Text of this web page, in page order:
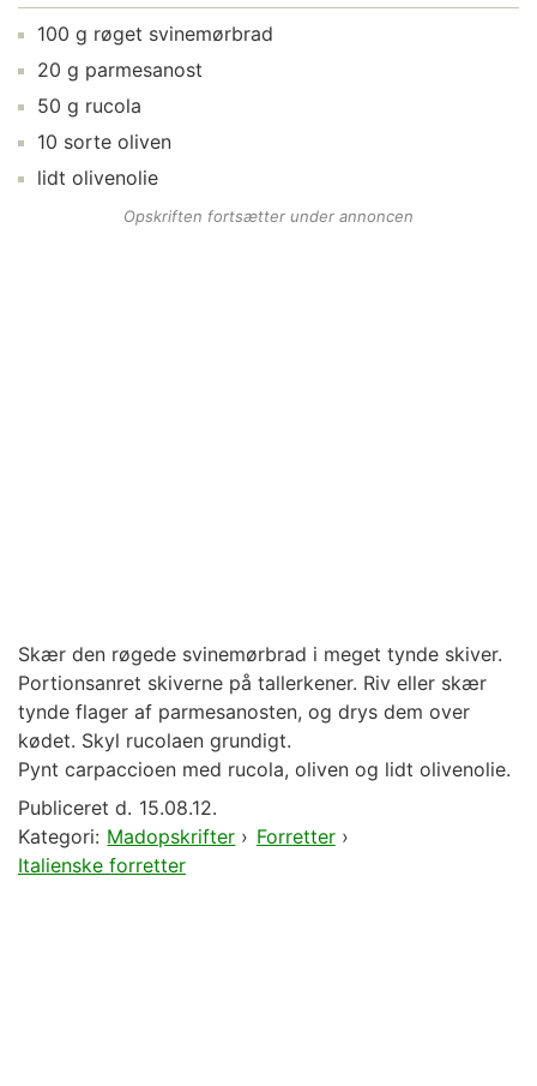
100 g røget svinemørbrad
20 g parmesanost
50 g rucola
10 sorte oliven
lidt olivenolie
Opskriften fortsætter under annoncen
Skær den røgede svinemørbrad i meget tynde skiver.
Portionsanret skiverne på tallerkener. Riv eller skær
tynde flager af parmesanosten, og drys dem over
kødet. Skyl rucolaen grundigt.
Pynt carpaccioen med rucola, oliven og lidt olivenolie.
Publiceret d. 15.08.12.
Kategori: Madopskrifter › Forretter›
Italienske forretter